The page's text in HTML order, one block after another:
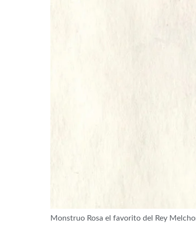
Monstruo Rosa el favorito del Rey